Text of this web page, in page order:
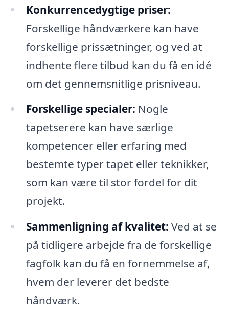
Konkurrencedygtige priser:
Forskellige håndværkere kan have
forskellige prissætninger, og ved at
indhente flere tilbud kan du få en idé
om det gennemsnitlige prisniveau.
Forskellige specialer: Nogle
tapetserere kan have særlige
kompetencer eller erfaring med
bestemte typer tapet eller teknikker,
som kan være til stor fordel for dit
projekt.
Sammenligning af kvalitet: Ved at se
på tidligere arbejde fra de forskellige
fagfolk kan du få en fornemmelse af,
hvem der leverer det bedste
håndværk.